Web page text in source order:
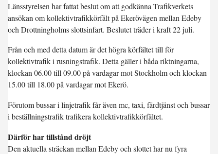
Länsstyrelsen har fattat beslut om att godkänna Trafikverkets
ansökan om kollektivtrafikkörfält på Ekerövägen mellan Edeby
och Drottningholms slottsinfart. Beslutet träder i kraft 22 juli.
Från och med detta datum är det högra körfältet till för
kollektivtrafik i rusningstrafik. Detta gäller i båda riktningarna,
klockan 06.00 till 09.00 på vardagar mot Stockholm och klockan
15.00 till 18.00 på vardagar mot Ekerö.
Förutom bussar i linjetrafik får även mc, taxi, färdtjänst och bussar
i beställningstrafik trafikera kollektivtrafikkörfältet.
Därför har tillstånd dröjt
Den aktuella sträckan mellan Edeby och slottet har nu fyra